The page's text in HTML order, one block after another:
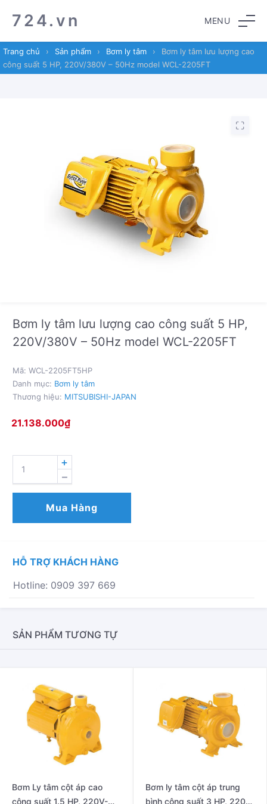
to
navigation
to
content
724.vn MENU
Trang chủ › Sản phẩm › Bơm ly tâm ›
Bơm ly tâm lưu lượng cao
công suất 5 HP, 220V/380V – 50Hz model WCL-2205FT
Bơm ly tâm lưu lượng cao công suất 5 HP,
220V/380V – 50Hz model WCL-2205FT
21.138.000₫
5
MODEL
LƯỢNG
Mua Hàng
Mã: WCL-2205FT5HP
Danh mục: Bơm ly tâm
Thương hiệu: MITSUBISHI-JAPAN
HỖ TRỢ KHÁCH HÀNG
Hotline: 0909 397 669
SẢN PHẨM TƯƠNG TỰ
Bơm Ly tâm cột áp cao
công suất 1.5 HP, 220V-
Bơm ly tâm cột áp trung
bình công suất 3 HP, 220V